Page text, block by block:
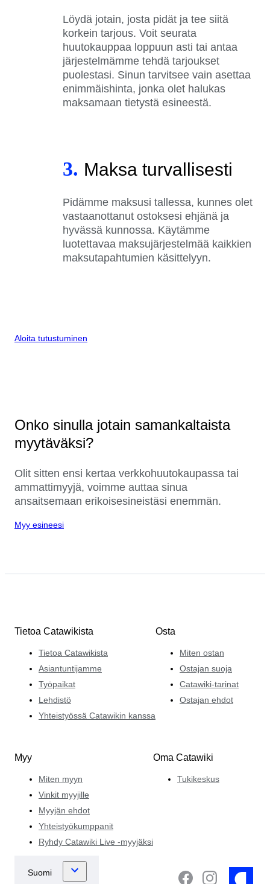
Löydä jotain, josta pidät ja tee siitä
korkein tarjous. Voit seurata
huutokauppaa loppuun asti tai antaa
järjestelmämme tehdä tarjoukset
puolestasi. Sinun tarvitsee vain asettaa
enimmäishinta, jonka olet halukas
maksamaan tietystä esineestä.
3. Maksa turvallisesti
Pidämme maksusi tallessa, kunnes olet
vastaanottanut ostoksesi ehjänä ja
hyvässä kunnossa. Käytämme
luotettavaa maksujärjestelmää kaikkien
maksutapahtumien käsittelyyn.
Aloita tutustuminen
Onko sinulla jotain samankaltaista
myytäväksi?
Olit sitten ensi kertaa verkkohuutokaupassa tai
ammattimyyjä, voimme auttaa sinua
ansaitsemaan erikoisesineistäsi enemmän.
Myy esineesi
Tietoa Catawikista
Tietoa Catawikista
Asiantuntijamme
Työpaikat
Lehdistö
Yhteistyössä Catawikin kanssa
Osta
Miten ostan
Ostajan suoja
Catawiki-tarinat
Ostajan ehdot
Myy
Miten myyn
Vinkit myyjille
Myyjän ehdot
Yhteistyökumppanit
Ryhdy Catawiki Live -myyjäksi
Oma Catawiki
Tukikeskus